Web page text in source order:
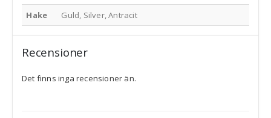
Hake
Guld, Silver, Antracit
Recensioner
Det finns inga recensioner än.